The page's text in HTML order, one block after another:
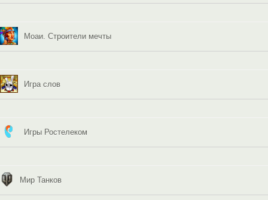
Моаи. Строители мечты
Игра слов
Игры Ростелеком
Мир Танков